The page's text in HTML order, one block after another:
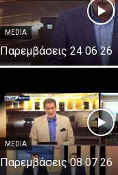
MEDIA
Παρεμβάσεις 24 06 26
MEDIA
Παρεμβάσεις 08 07 26